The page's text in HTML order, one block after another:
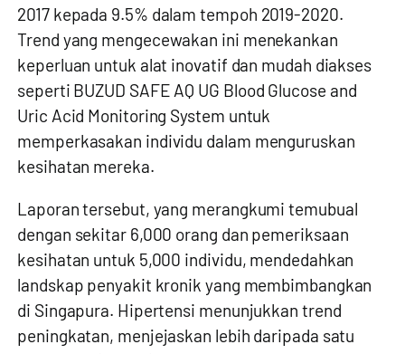
2017 kepada 9.5% dalam tempoh 2019-2020.
Trend yang mengecewakan ini menekankan
keperluan untuk alat inovatif dan mudah diakses
seperti BUZUD SAFE AQ UG Blood Glucose and
Uric Acid Monitoring System untuk
memperkasakan individu dalam menguruskan
kesihatan mereka.
Laporan tersebut, yang merangkumi temubual
dengan sekitar 6,000 orang dan pemeriksaan
kesihatan untuk 5,000 individu, mendedahkan
landskap penyakit kronik yang membimbangkan
di Singapura. Hipertensi menunjukkan trend
peningkatan, menjejaskan lebih daripada satu